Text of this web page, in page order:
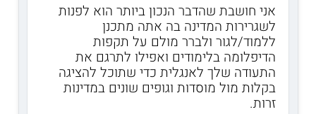
אני חושבת שהדבר הנכון ביותר הוא לפנות
לשגרירות המדינה בה אתה מתכנן
ללמוד/לגור ולברר מולם על תקפות
הדיפלומה בלימודים ואפילו לתרגם את
התעודה שלך לאנגלית כדי שתוכל להציגה
בקלות מול מוסדות וגופים שונים במדינות
זרות.